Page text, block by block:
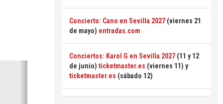
Concierto: Cano en Sevilla 2027 (viernes 21
de mayo) entradas.com
Conciertos: Karol G en Sevilla 2027 (11 y 12
de junio) ticketmaster.es (viernes 11) y
ticketmaster.es (sábado 12)